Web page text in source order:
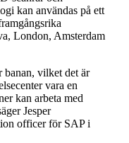
kan användas på ett
London, Amsterdam
banan, vilket det är
vara en
kan arbeta med
Jesper
officer för SAP i